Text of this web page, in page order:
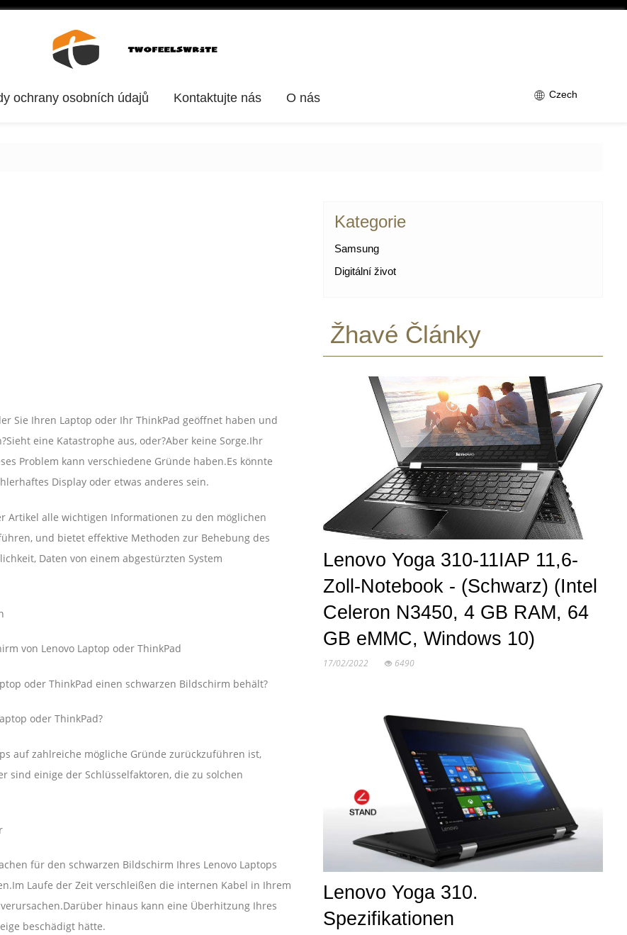
ochrany osobních údajů Kontaktujte nás O nás Czech
Sie Ihren Laptop oder Ihr ThinkPad geöffnet haben und
eine Katastrophe aus, oder?Aber keine Sorge.Ihr
Problem kann verschiedene Gründe haben.Es könnte
Display oder etwas anderes sein.
Artikel alle wichtigen Informationen zu den möglichen
und bietet effektive Methoden zur Behebung des
Daten von einem abgestürzten System
von Lenovo Laptop oder ThinkPad
oder ThinkPad einen schwarzen Bildschirm behält?
oder ThinkPad?
auf zahlreiche mögliche Gründe zurückzuführen ist,
sind einige der Schlüsselfaktoren, die zu solchen
für den schwarzen Bildschirm Ihres Lenovo Laptops
Laufe der Zeit verschleißen die internen Kabel in Ihrem
hinaus kann eine Überhitzung Ihres
beschädigt hätte.
Kategorie
Samsung
Digitální život
Žhavé Články
Lenovo Yoga 310-11IAP 11,6-
Zoll-Notebook - (Schwarz) (Intel
Celeron N3450, 4 GB RAM, 64
GB eMMC, Windows 10)
17/02/2022 6490
Lenovo Yoga 310.
Spezifikationen